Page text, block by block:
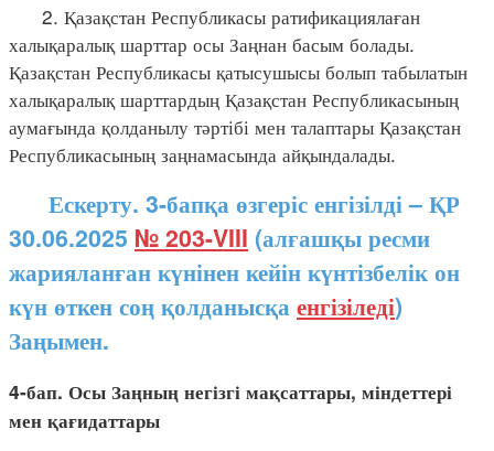
2. Қазақстан Республикасы ратификациялаған
халықаралық шарттар осы Заңнан басым болады.
Қазақстан Республикасы қатысушысы болып табылатын
халықаралық шарттардың Қазақстан Республикасының
аумағында қолданылу тәртібі мен талаптары Қазақстан
Республикасының заңнамасында айқындалады.
Ескерту. 3-бапқа өзгеріс енгізілді – ҚР
30.06.2025 № 203-VIII (алғашқы ресми
жарияланған күнінен кейін күнтізбелік он
күн өткен соң қолданысқа енгізіледі)
Заңымен.
4-бап. Осы Заңның негізгі мақсаттары, міндеттері
мен қағидаттары